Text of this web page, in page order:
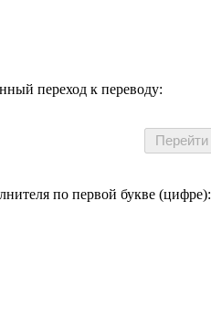
переход к переводу:
по первой букве (цифре):